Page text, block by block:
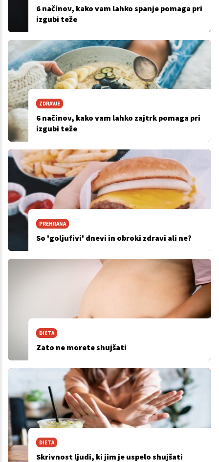
6 načinov, kako vam lahko spanje pomaga pri
izgubi teže
ZDRAVJE
6 načinov, kako vam lahko zajtrk pomaga pri
izgubi teže
PREHRANA
So 'goljufivi' dnevi in obroki zdravi ali ne?
DIETA
Zato ne morete shujšati
DIETA
Skrivnost ljudi, ki jim je uspelo shujšati